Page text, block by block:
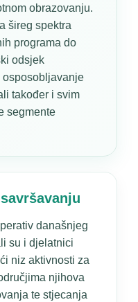
obrazovanju.
šireg spektra
programa do
odsjek
osposobljavanje
također i svim
segmente
današnjeg
su i djelatnici
niz aktivnosti za
njihova
te stjecanja